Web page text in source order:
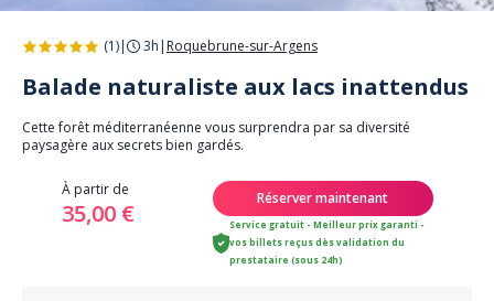
(1)| 3h | Roquebrune-sur-Argens
Balade naturaliste aux lacs inattendus
Cette forêt méditerranéenne vous surprendra par sa diversité
paysagère aux secrets bien gardés.
À partir de
35,00 €
Réserver maintenant
Service gratuit - Meilleur prix garanti -
vos billets reçus dès validation du
prestataire (sous 24h)